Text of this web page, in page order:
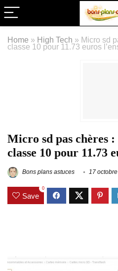
Home » High Tech » Micro sd
classe 10 pour 11.73 euros
Micro sd pas chères :
classe 10 pour 11.73
Bons plans astuces 17
Save
0